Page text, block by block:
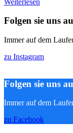
Folgen sie uns
Immer auf dem
zu Instagram
Folgen sie uns
Immer auf dem
zu Facebook